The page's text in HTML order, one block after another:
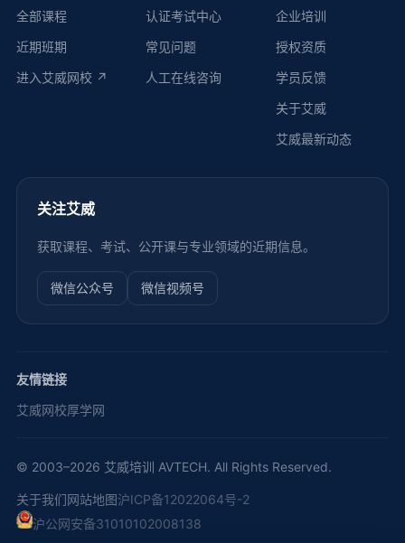
全部课程
近期班期
进入艾威网校 ↗
认证考试中心
常见问题
人工在线咨询
企业培训
授权资质
学员反馈
关于艾威
艾威最新动态
关注艾威
获取课程、考试、公开课与专业领域的近期信息。
微信公众号 微信视频号
友情链接
艾威网校厚学网
© 2003–2026 艾威培训 AVTECH. All Rights Reserved.
关于我们网站地图沪ICP备12022064号-2
沪公网安备31010102008138